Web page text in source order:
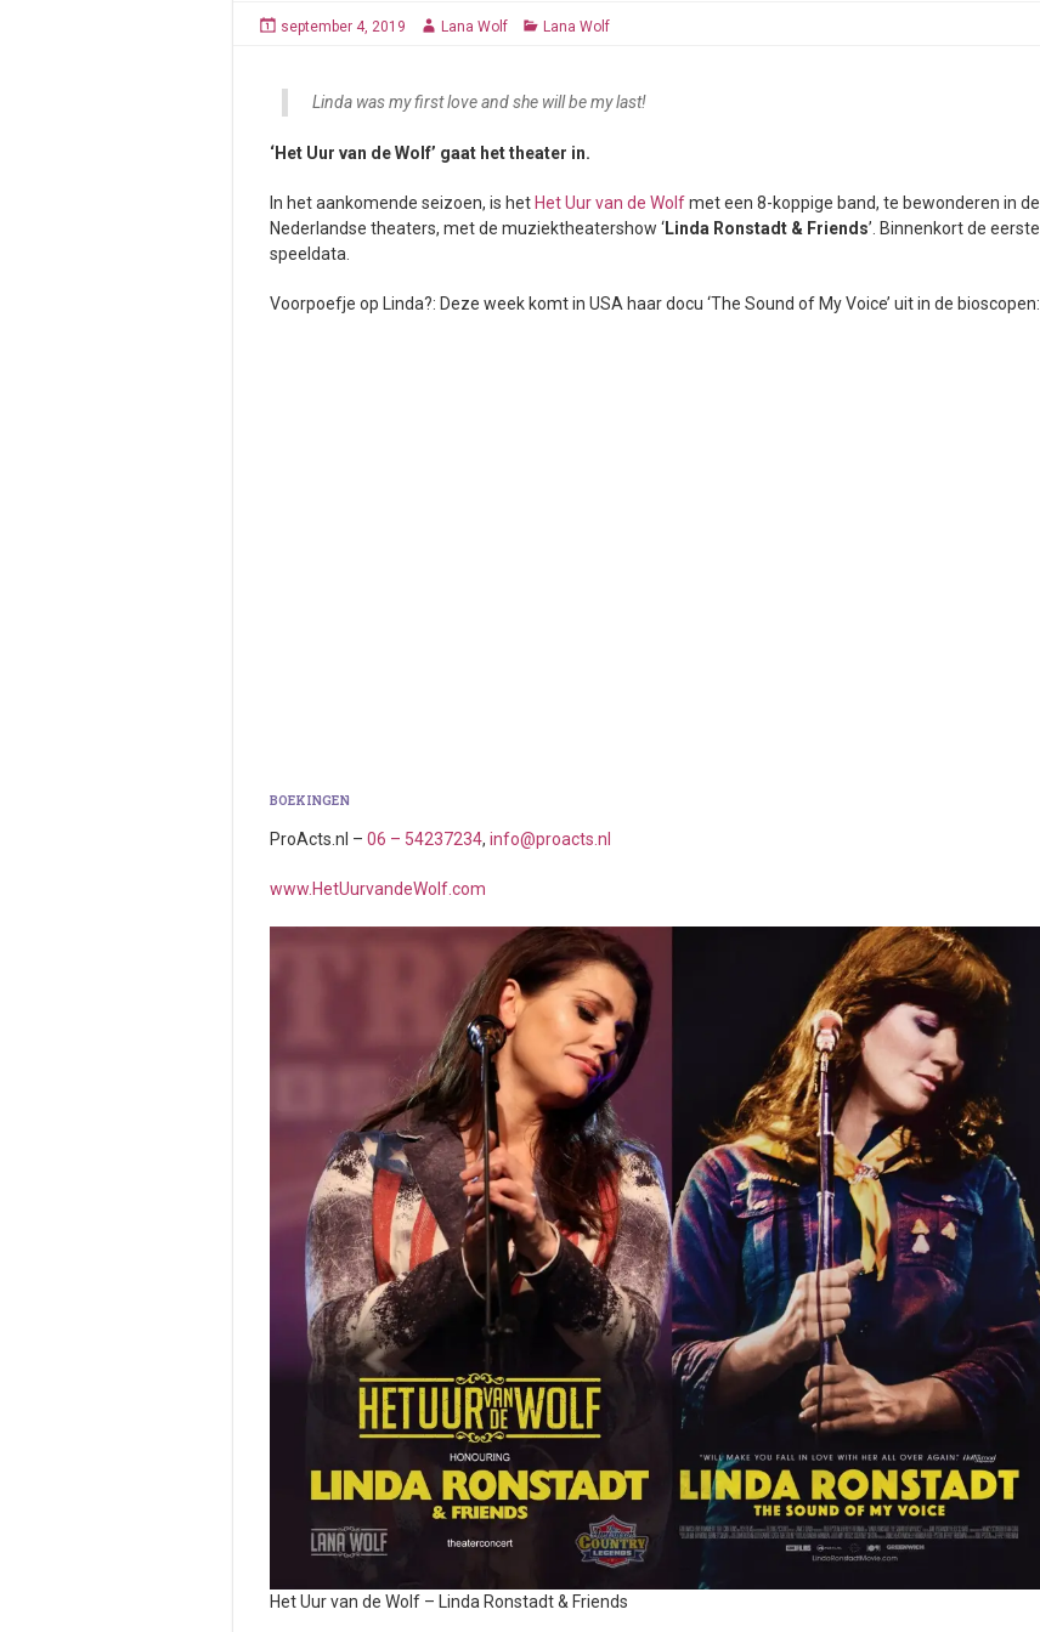
september 4, 2019 Lana Wolf Lana Wolf
Linda was my first love and she will be my last!
‘Het Uur van de Wolf’ gaat het theater in.
In het aankomende seizoen, is het Het Uur van de Wolfmet een 8-koppige band, te bewonderen in de
Nederlandse theaters, met de muziektheatershow ‘Linda Ronstadt & Friends’. Binnenkort de eerste
speeldata.
Voorpoefje op Linda?: Deze week komt in USA haar docu ‘The Sound of My Voice’ uit in de bioscopen:
BOEKINGEN
ProActs.nl – 06 – 54237234, info@proacts.nl
www.HetUurvandeWolf.com
Het Uur van de Wolf – Linda Ronstadt & Friends